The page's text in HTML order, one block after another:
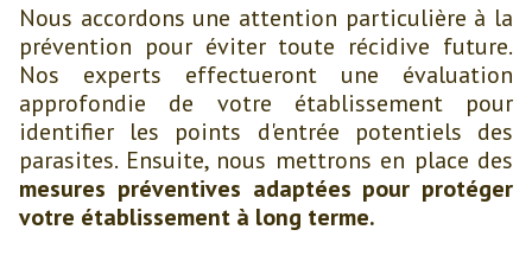
Nous accordons une attention particulière à la
prévention pour éviter toute récidive future.
Nos experts effectueront une évaluation
approfondie de votre établissement pour
identifier les points d'entrée potentiels des
parasites. Ensuite, nous mettrons en place des
mesures préventives adaptées pour protéger
votre établissement à long terme.